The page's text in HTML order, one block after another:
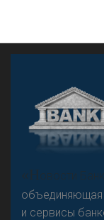
«Н
овости
и сервисы